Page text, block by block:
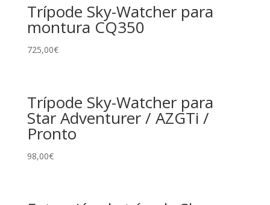
Trípode Sky-Watcher para
montura CQ350
725,00€
Trípode Sky-Watcher para
Star Adventurer / AZGTi /
Pronto
98,00€